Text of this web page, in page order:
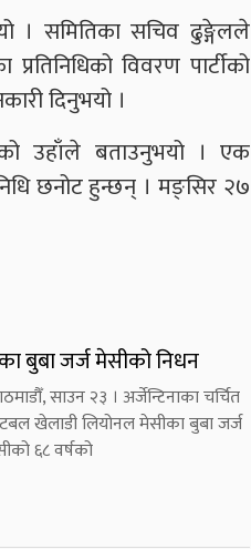
। समितिका सचिव ढुङ्गेलले
विवरण पार्टीको
दिनुभयो ।
उहाँले बताउनुभयो । एक
छनोट हुन्छन् । मङ्सिर २७
बुबा जर्ज मेसीको निधन
साउन २३ । अर्जेन्टिनाका चर्चित
खेलाडी लियोनल मेसीका बुबा जर्ज
६८ वर्षको